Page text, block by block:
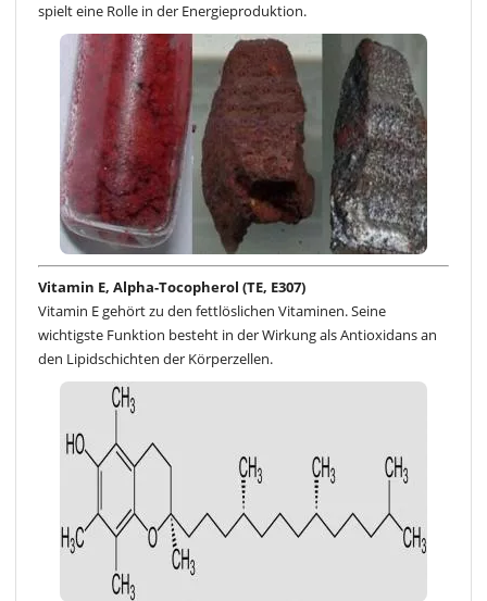
spielt eine Rolle in der Energieproduktion.
Vitamin E, Alpha-Tocopherol (TE, E307)
Vitamin E gehört zu den fettlöslichen Vitaminen. Seine
wichtigste Funktion besteht in der Wirkung als Antioxidans an
den Lipidschichten der Körperzellen.